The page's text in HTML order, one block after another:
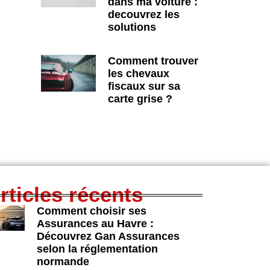
decouvrez les
solutions
Comment trouver
les chevaux
fiscaux sur sa
carte grise ?
récents
Comment choisir ses
Assurances au Havre :
Découvrez Gan Assurances
selon la réglementation
normande